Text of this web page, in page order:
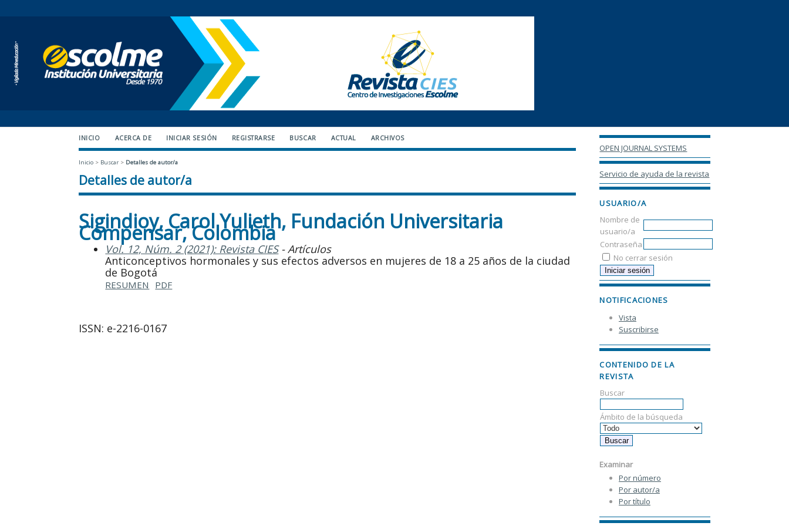
OPEN JOURNAL SYSTEMS
Servicio de ayuda de la revista
USUARIO/A
Nombre de
usuario/a
Contraseña
No cerrar sesión
NOTIFICACIONES
Vista
Suscribirse
CONTENIDO DE LA
REVISTA
Buscar
Ámbito de la búsqueda
Examinar
Por número
Por autor/a
Por título
INICIO ACERCA DE INICIAR SESIÓN REGISTRARSE BUSCAR ACTUAL ARCHIVOS
Inicio > Buscar > Detalles de autor/a
Detalles de autor/a
Sigindioy, Carol Yulieth, Fundación Universitaria
Compensar, Colombia
Vol. 12, Núm. 2 (2021): Revista CIES- Artículos
Anticonceptivos hormonales y sus efectos adversos en mujeres de 18 a 25 años de la ciudad
de Bogotá
RESUMEN PDF
ISSN: e-2216-0167